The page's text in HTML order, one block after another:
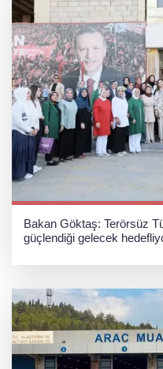
Bakan Göktaş: Terörsüz
güçlendiği gelecek